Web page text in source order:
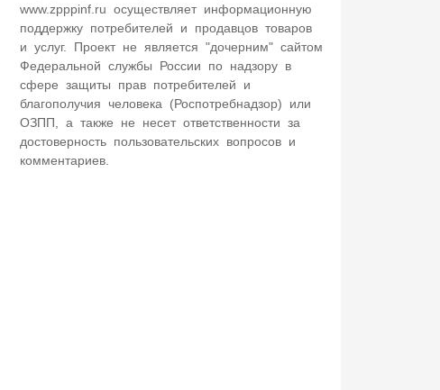
www.zpppinf.ru осуществляет информационную
поддержку потребителей и продавцов товаров
и услуг. Проект не является "дочерним" сайтом
Федеральной службы России по надзору в
сфере защиты прав потребителей и
благополучия человека (Роспотребнадзор) или
ОЗПП, а также не несет ответственности за
достоверность пользовательских вопросов и
комментариев.